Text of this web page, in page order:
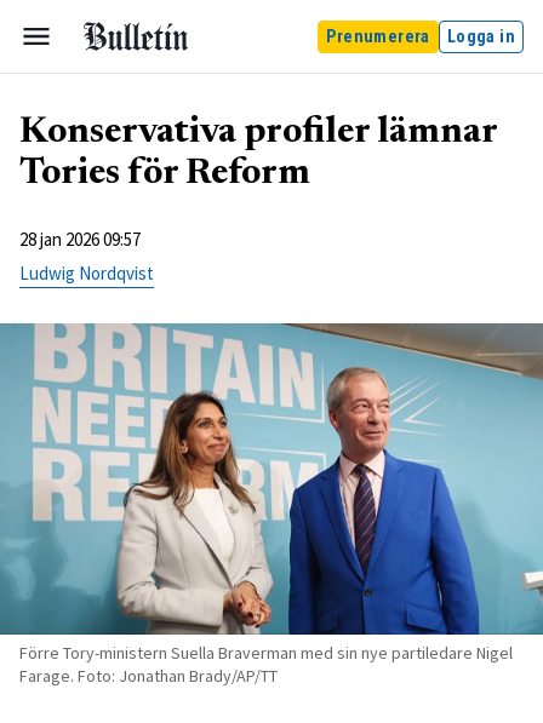
Prenumerera Logga in
Konservativa profiler lämnar
Tories för Reform
28 jan 2026 09:57
Ludwig Nordqvist
Förre Tory-ministern Suella Braverman med sin nye partiledare Nigel
Farage. Foto: Jonathan Brady/AP/TT